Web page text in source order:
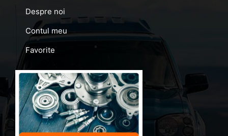
Despre noi
Contul meu
Favorite